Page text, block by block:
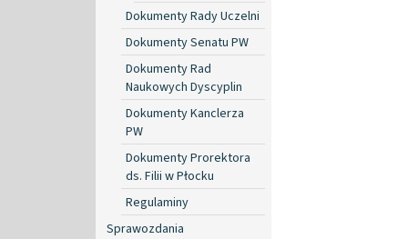
Dokumenty Rady Uczelni
Dokumenty Senatu PW
Dokumenty Rad
Naukowych Dyscyplin
Dokumenty Kanclerza
PW
Dokumenty Prorektora
ds. Filii w Płocku
Regulaminy
Sprawozdania